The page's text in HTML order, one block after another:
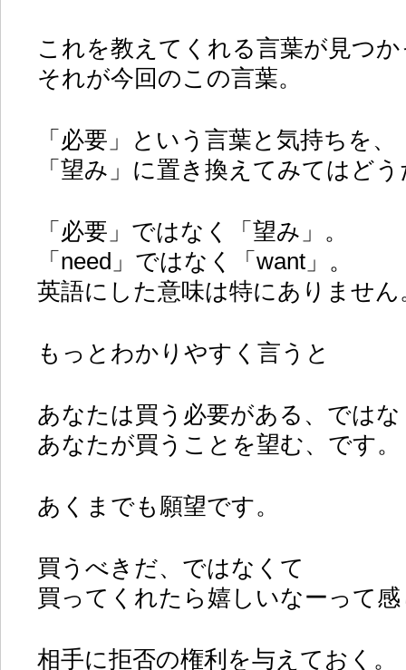
これを教えてくれる言葉が見つ
それが今回のこの言葉。
「必要」という言葉と気持ちを、
「望み」に置き換えてみてはど
「必要」ではなく「望み」。
「need」ではなく「want」。
英語にした意味は特にありません
もっとわかりやすく言うと
あなたは買う必要がある、では
あなたが買うことを望む、です。
あくまでも願望です。
買うべきだ、ではなくて
買ってくれたら嬉しいなーって感
相手に拒否の権利を与えておく。